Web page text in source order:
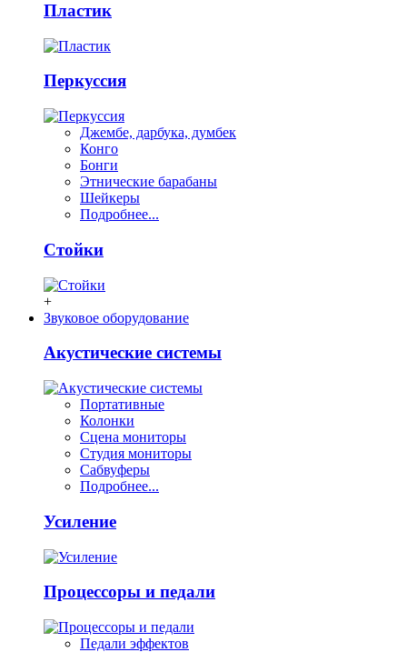
Пластик
Перкуссия
Джембе, дарбука, думбек
Конго
Бонги
Этнические барабаны
Шейкеры
Подробнее...
Стойки
+
Звуковое оборудование
Акустические системы
Портативные
Колонки
Сцена мониторы
Студия мониторы
Сабвуферы
Подробнее...
Усиление
Процессоры и педали
Педали эффектов